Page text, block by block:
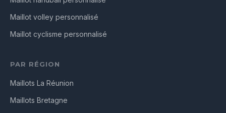
Maillot volley personnalisé
Maillot cyclisme personnalisé
PAR RÉGION
Maillots La Réunion
Maillots Bretagne